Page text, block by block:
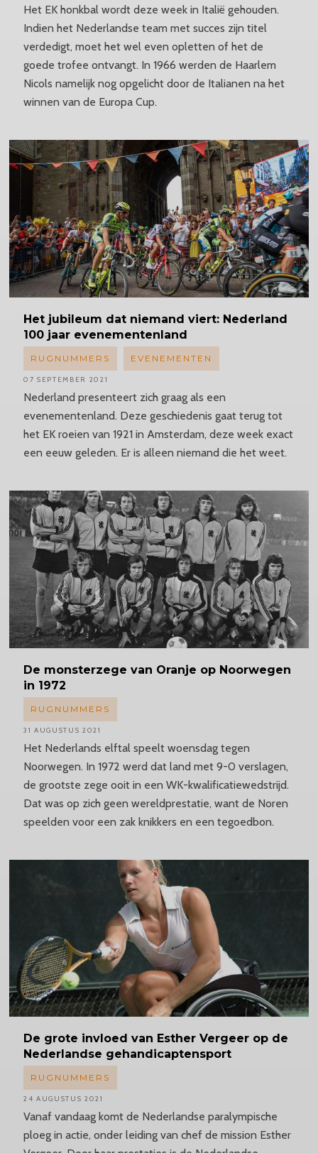
Het EK honkbal wordt deze week in Italië gehouden.
Indien het Nederlandse team met succes zijn titel
verdedigt, moet het wel even opletten of het de
goede trofee ontvangt. In 1966 werden de Haarlem
Nicols namelijk nog opgelicht door de Italianen na het
winnen van de Europa Cup.
Het jubileum dat niemand viert: Nederland
100 jaar evenementenland
Nederland presenteert zich graag als een
evenementenland. Deze geschiedenis gaat terug tot
het EK roeien van 1921 in Amsterdam, deze week exact
een eeuw geleden. Er is alleen niemand die het weet.
RUGNUMMERS EVENEMENTEN
07 SEPTEMBER 2021
De monsterzege van Oranje op Noorwegen
in 1972
Het Nederlands elftal speelt woensdag tegen
Noorwegen. In 1972 werd dat land met 9-0 verslagen,
de grootste zege ooit in een WK-kwalificatiewedstrijd.
Dat was op zich geen wereldprestatie, want de Noren
speelden voor een zak knikkers en een tegoedbon.
RUGNUMMERS
31 AUGUSTUS 2021
De grote invloed van Esther Vergeer op de
Nederlandse gehandicaptensport
Vanaf vandaag komt de Nederlandse paralympische
ploeg in actie, onder leiding van chef de mission Esther
RUGNUMMERS
24 AUGUSTUS 2021